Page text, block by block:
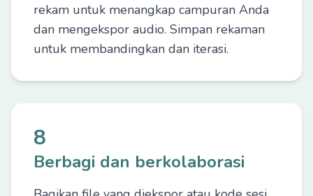
rekam untuk menangkap campuran Anda
dan mengekspor audio. Simpan rekaman
untuk membandingkan dan iterasi.
8
Berbagi dan berkolaborasi